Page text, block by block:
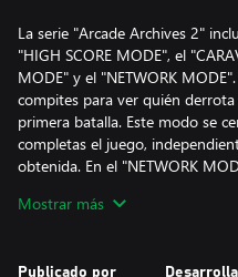
La serie "Arcade Archives 2"
"HIGH SCORE MODE", el
MODE" y el "NETWORK
compites para ver quién
primera batalla. Este modo se
completas el juego,
obtenida. En el "NETWORK
ATTACK MODE" y el
Mostrar más
Publicado por